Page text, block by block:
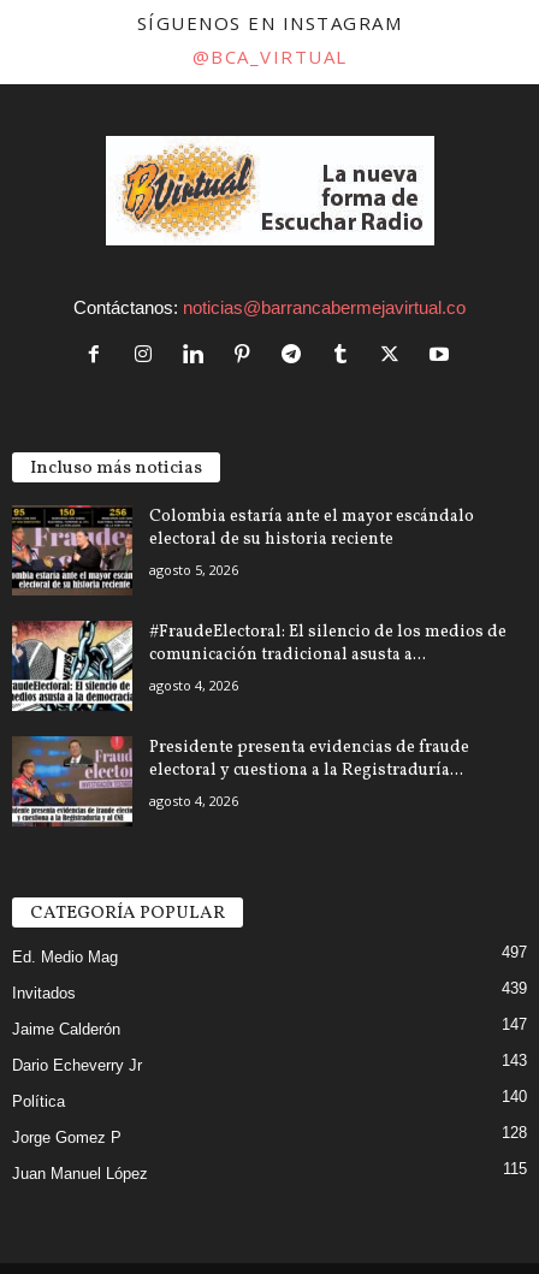
SÍGUENOS EN INSTAGRAM
@BCA_VIRTUAL
Contáctanos: noticias@barrancabermejavirtual.co
Incluso más noticias
Colombia estaría ante el mayor escándalo
electoral de su historia reciente
agosto 5, 2026
#FraudeElectoral: El silencio de los medios de
comunicación tradicional asusta a...
agosto 4, 2026
Presidente presenta evidencias de fraude
electoral y cuestiona a la Registraduría...
agosto 4, 2026
CATEGORÍA POPULAR
Ed. Medio Mag 497
Invitados 439
Jaime Calderón 147
Dario Echeverry Jr 143
Política 140
Jorge Gomez P 128
Juan Manuel López 115